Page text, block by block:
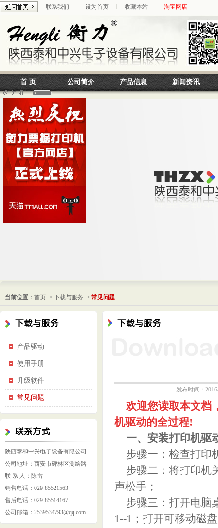
联系我们 设为首页 收藏本站 淘宝网店
首 页 公司简介 产品信息 新闻资讯
当前位置 ： 首页 -> 下载与服务 -> 常见问题
产品驱动
使用手册
升级软件
常见问题
陕西泰和中兴电子设备有限公司
公司地址：西安市碑林区测绘路
联 系 人：陈雷
销售电话：029-85521563
售后电话：029-85514167
公司邮箱：2539534793@qq.com
发布时间：
欢迎您读取本文档
机驱动的全过程!
一、安装打印机驱
步骤一：检查打印
步骤二：将打印机
声松手；
步骤三：打开电脑
1--1；打开可移动磁